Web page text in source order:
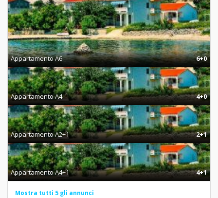
Appartamento A6 6+0
Appartamento A4 4+0
Appartamento A2+1 2+1
Appartamento A4+1 4+1
Mostra tutti 5 gli annunci